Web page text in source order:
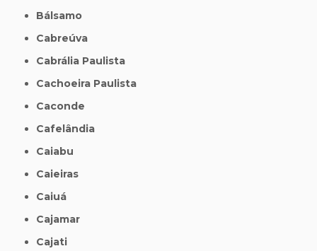
Bálsamo
Cabreúva
Cabrália Paulista
Cachoeira Paulista
Caconde
Cafelândia
Caiabu
Caieiras
Caiuá
Cajamar
Cajati